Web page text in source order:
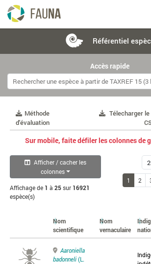
Référentiel
Accès rapide
Méthode
d'évaluation
Télecharger
Sur mobile, faite défiler les colonnes de
Afficher / cacher les
colonnes
Affichage de 1 à 25sur 16921
espèce(s)
1 2
Nom
scientifique
Nom
vernaculaire
Aaroniella
badonneli(L.